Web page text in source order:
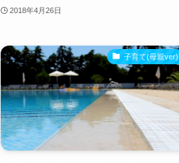
2018年4月26日
子育て(母親ver)